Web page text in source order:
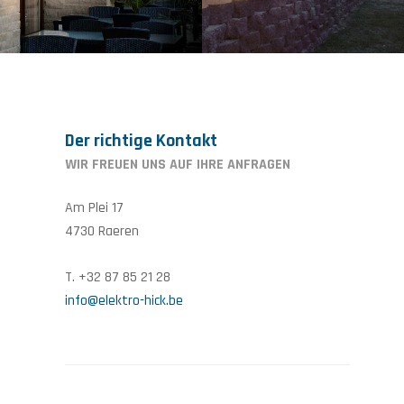
Der richtige Kontakt
WIR FREUEN UNS AUF IHRE ANFRAGEN
Am Plei 17
4730 Raeren
T. +32 87 85 21 28
info@elektro-hick.be